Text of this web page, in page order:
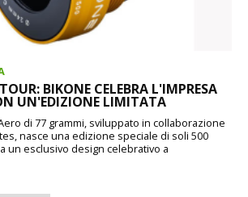
BIKONE CELEBRA L'IMPRESA
UN'EDIZIONE LIMITATA
di 77 grammi, sviluppato in collaborazione
nasce una edizione speciale di soli 500
un esclusivo design celebrativo a